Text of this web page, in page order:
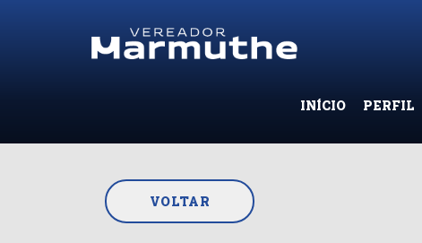
INÍCIO PERFIL
VOLTAR